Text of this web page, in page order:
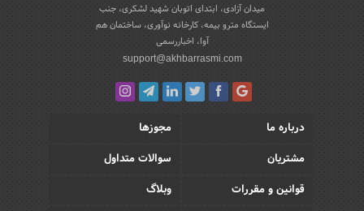
میدان آزادی، ابتدای اتوبان شهید لشکری، جنب
ایستگاه مترو بیمه، کارخانه نوآوری، ساختمان هم
آوا، اخباررسمی
support@akhbarrasmi.com
درباره ما
مجوزها
مشتریان
سوالات متداول
قوانین و مقررات
وبلاگ